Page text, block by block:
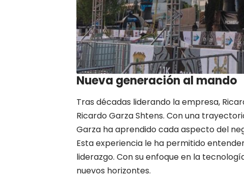
Nueva generación al mando
Tras décadas liderando la empresa,
Ricardo Garza Shtens. Con una
Garza ha aprendido cada aspecto del
Esta experiencia le ha permitido
liderazgo. Con su enfoque en la
nuevos horizontes.